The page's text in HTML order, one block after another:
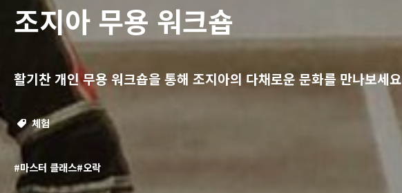
조지아 무용 워크숍
활기찬 개인 무용 워크숍을 통해 조지아의 다채로운 문화를 만나보세요
체험
#마스터 클래스#오락